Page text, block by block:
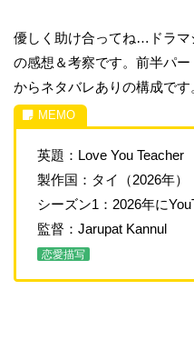
優しく助け合ってね…ドラマ
の感想＆考察です。前半パ
からネタバレありの構成です
英題：Love You Teacher
製作国：タイ（2026年）
シーズン1：2026年に
監督：Jarupat Kannul
恋愛描写